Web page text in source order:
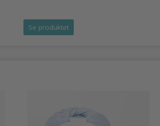
Se produktet